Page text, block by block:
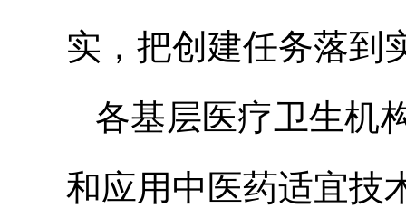
实，把创建任务落到
各基层医疗卫生机
和应用中医药适宜技